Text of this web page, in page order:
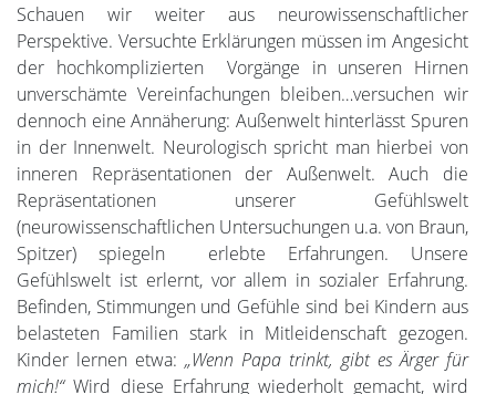
Schauen wir weiter aus neurowissenschaftlicher
Perspektive. Versuchte Erklärungen müssen im Angesicht
der hochkomplizierten Vorgänge in unseren Hirnen
unverschämte Vereinfachungen bleiben…versuchen wir
dennoch eine Annäherung: Außenwelt hinterlässt Spuren
in der Innenwelt. Neurologisch spricht man hierbei von
inneren Repräsentationen der Außenwelt. Auch die
Repräsentationen unserer Gefühlswelt
(neurowissenschaftlichen Untersuchungen u.a. von Braun,
Spitzer) spiegeln erlebte Erfahrungen. Unsere
Gefühlswelt ist erlernt, vor allem in sozialer Erfahrung.
Befinden, Stimmungen und Gefühle sind bei Kindern aus
belasteten Familien stark in Mitleidenschaft gezogen.
Kinder lernen etwa: „Wenn Papa trinkt, gibt es Ärger für
mich!“Wird diese Erfahrung wiederholt gemacht, wird